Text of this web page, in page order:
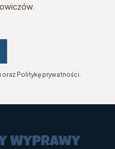
Politykę prywatności.